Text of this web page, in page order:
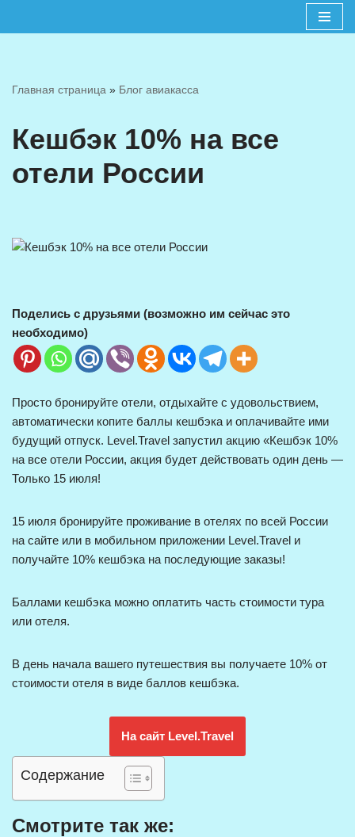
Главная страница » Блог авиакасса
Кешбэк 10% на все
отели России
Поделись с друзьями (возможно им сейчас это
необходимо)
Просто бронируйте отели, отдыхайте с удовольствием,
автоматически копите баллы кешбэка и оплачивайте ими
будущий отпуск. Level.Travel запустил акцию «Кешбэк 10%
на все отели России, акция будет действовать один день —
Только 15 июля!
15 июля бронируйте проживание в отелях по всей России
на сайте или в мобильном приложении Level.Travel и
получайте 10% кешбэка на последующие заказы!
Баллами кешбэка можно оплатить часть стоимости тура
или отеля.
В день начала вашего путешествия вы получаете 10% от
стоимости отеля в виде баллов кешбэка.
На сайт Level.Travel
Содержание
Смотрите так же: